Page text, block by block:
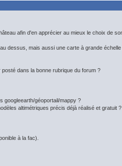
afin d'en apprécier au mieux le choix de
dessus, mais aussi une carte à grande
dans la bonne rubrique du forum ?
googleearth/géoportail/mappy ?
altimétriques précis déjà réalisé et gratuit
à la fac).